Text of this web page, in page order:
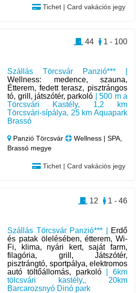
Tichet | Card vakációs jegy
Szállás Törcsvár Panzió*** |
Wellness: medence, szauna,
Étterem, fedett terasz, pisztrángos
tó, grill, játszótér, parkoló | 500 m a
Törcsvári Kastély, 1,2 km
Törcsvári-sípálya, 25 km Aquapark
Brassó
Panzió Törcsvár
Wellness | SPA,
Brassó megye
Tichet | Card vakációs jegy
1 - 100
44
Szállás Törcsvár Panzió*** |
Erdő
és patak ölelésében, étterem, Wi-
Fi, klima, nyári kert, saját farm,
filagória, grill, Játszótér,
pisztrángtó, sportpálya, elektromos
autó töltőállomás, parkoló| 6km
tölcsvári kastély,, 20km
Barcarozsnyó Dinó park
1 - 46
12